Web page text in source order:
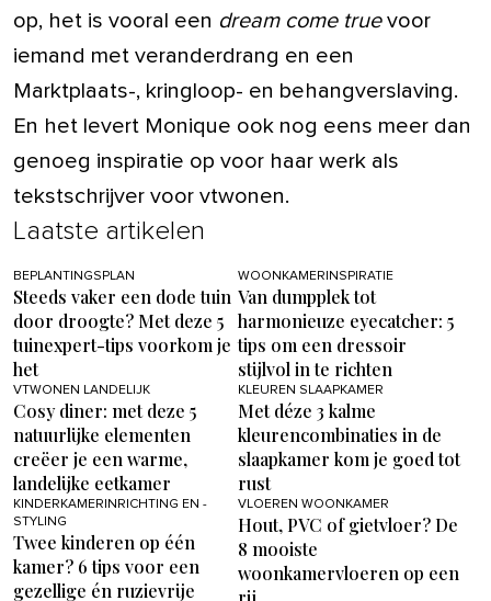
op, het is vooral een dream come truevoor
iemand met veranderdrang en een
Marktplaats-, kringloop- en behangverslaving.
En het levert Monique ook nog eens meer dan
genoeg inspiratie op voor haar werk als
tekstschrijver voor vtwonen.
Laatste artikelen
BEPLANTINGSPLAN
Steeds vaker een dode tuin
door droogte? Met deze 5
tuinexpert-tips voorkom je
het
WOONKAMERINSPIRATIE
Van dumpplek tot
harmonieuze eyecatcher: 5
tips om een dressoir
stijlvol in te richten
VTWONEN LANDELIJK
Cosy diner: met deze 5
natuurlijke elementen
creëer je een warme,
landelijke eetkamer
KLEUREN SLAAPKAMER
Met déze 3 kalme
kleurencombinaties in de
slaapkamer kom je goed tot
rust
KINDERKAMERINRICHTING EN -
STYLING
Twee kinderen op één
kamer? 6 tips voor een
gezellige én ruzievrije
VLOEREN WOONKAMER
Hout, PVC of gietvloer? De
8 mooiste
woonkamervloeren op een